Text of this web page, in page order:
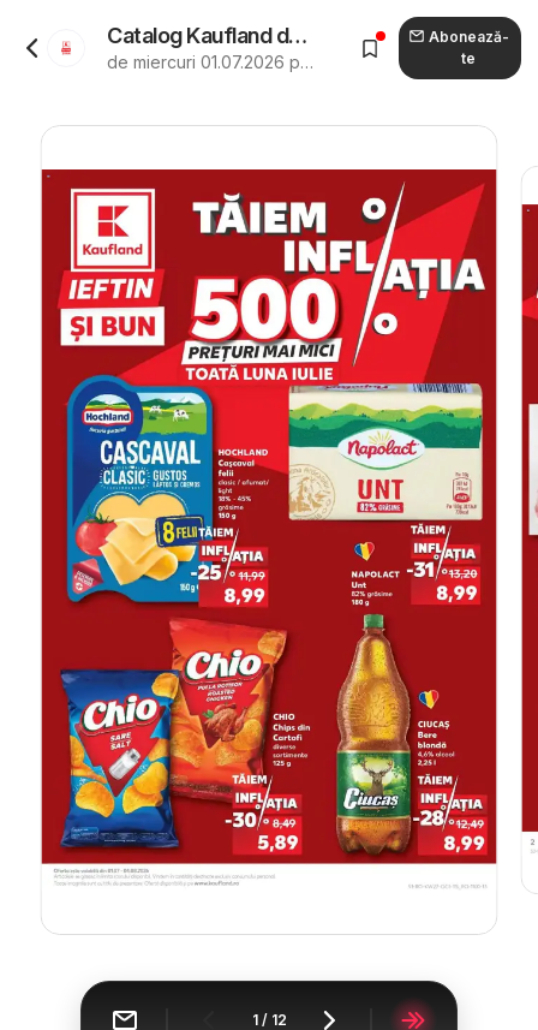
Catalog Kaufland de la 01.07.2026 - Revista "Kaufland Ploiești"
de miercuri 01.07.2026 până marți 04.08.2026
Abonează-
te
1/ 12